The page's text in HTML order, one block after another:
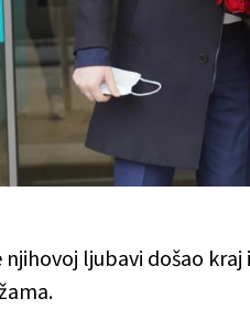
njihovoj ljubavi došao